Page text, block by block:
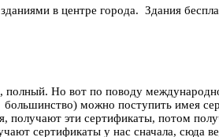
в центре города. Здания
полный. Но вот по поводу
большинство) можно поступить имея
получают эти сертификаты, потом
сертификаты у нас сначала, сюда